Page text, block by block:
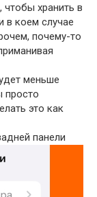
хранить в
в коем случае
почему-то
меньше
просто
это как
панели